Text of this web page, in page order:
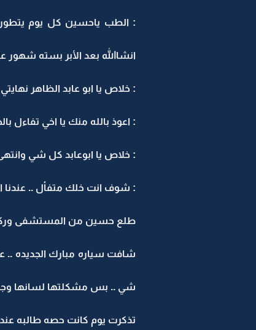
: الطب ياحسين كل يوم يتطور
انشاالله بعد الأبر بسته شهور
: خلاص يا ابو عابد الظاهر
: اعوذ بالله منك يا اخي تفاءل
: خلاص يا ابوعابد كل شي
: شوف انت خلك متفأل .. عندنا
طلع حسين من المستشفى وركب
شافت سياره مبارك الجديده ..
شي .. بس مشكلتها لسانها
تذكرت يوم كانت حصه طالبه